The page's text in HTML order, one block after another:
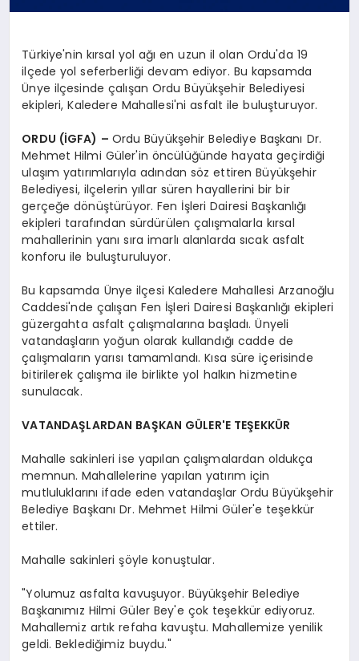
Türkiye'nin kırsal yol ağı en uzun il olan Ordu'da 19
ilçede yol seferberliği devam ediyor. Bu kapsamda
Ünye ilçesinde çalışan Ordu Büyükşehir Belediyesi
ekipleri, Kaledere Mahallesi'ni asfalt ile buluşturuyor.
ORDU (İGFA) – Ordu Büyükşehir Belediye Başkanı Dr.
Mehmet Hilmi Güler'in öncülüğünde hayata geçirdiği
ulaşım yatırımlarıyla adından söz ettiren Büyükşehir
Belediyesi, ilçelerin yıllar süren hayallerini bir bir
gerçeğe dönüştürüyor. Fen İşleri Dairesi Başkanlığı
ekipleri tarafından sürdürülen çalışmalarla kırsal
mahallerinin yanı sıra imarlı alanlarda sıcak asfalt
konforu ile buluşturuluyor.
Bu kapsamda Ünye ilçesi Kaledere Mahallesi Arzanoğlu
Caddesi'nde çalışan Fen İşleri Dairesi Başkanlığı ekipleri
güzergahta asfalt çalışmalarına başladı. Ünyeli
vatandaşların yoğun olarak kullandığı cadde de
çalışmaların yarısı tamamlandı. Kısa süre içerisinde
bitirilerek çalışma ile birlikte yol halkın hizmetine
sunulacak.
VATANDAŞLARDAN BAŞKAN GÜLER'E TEŞEKKÜR
Mahalle sakinleri ise yapılan çalışmalardan oldukça
memnun. Mahallelerine yapılan yatırım için
mutluluklarını ifade eden vatandaşlar Ordu Büyükşehir
Belediye Başkanı Dr. Mehmet Hilmi Güler'e teşekkür
ettiler.
Mahalle sakinleri şöyle konuştular.
"Yolumuz asfalta kavuşuyor. Büyükşehir Belediye
Başkanımız Hilmi Güler Bey'e çok teşekkür ediyoruz.
Mahallemiz artık refaha kavuştu. Mahallemize yenilik
geldi. Beklediğimiz buydu."